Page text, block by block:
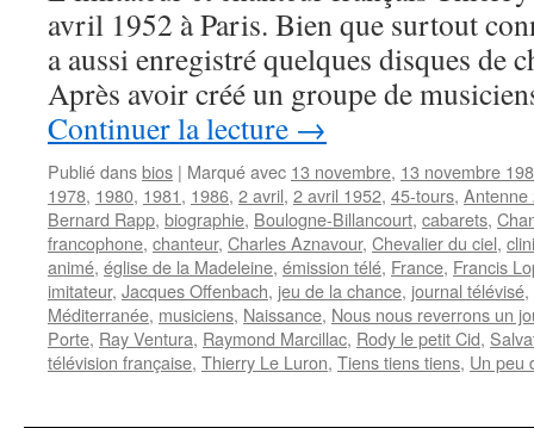
avril 1952 à Paris. Bien que surtout
a aussi enregistré quelques disques de
Après avoir créé un groupe de
Continuer la lecture →
Publié dansbios | Marqué avec 13 novembre, 13 novembre
1978, 1980, 1981, 1986, 2 avril, 2 avril 1952, 45-tours, Antenne
Bernard Rapp, biographie, Boulogne-Billancourt, cabarets,
francophone, chanteur, Charles Aznavour, Chevalier du ciel,
animé, église de la Madeleine, émission télé, France, Francis
imitateur, Jacques Offenbach, jeu de la chance, journal télévisé,
Méditerranée, musiciens, Naissance, Nous nous reverrons un
Porte, Ray Ventura, Raymond Marcillac, Rody le petit Cid,
télévision française, Thierry Le Luron, Tiens tiens tiens, Un peu